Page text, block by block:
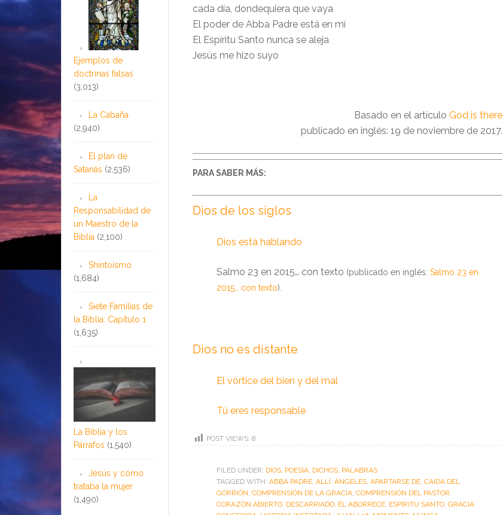
cada día, dondequiera que vaya
El poder de Abba Padre está en mí
El Espíritu Santo nunca se aleja
Jesús me hizo suyo
Basado en el artículo God is there
publicado en inglés: 19 de noviembre de 2017.
PARA SABER MÁS:
Dios de los siglos
Dios está hablando
Salmo 23 en 2015… con texto (publicado en inglés: Salmo 23 en
2015… con texto).
Dios no es distante
El vórtice del bien y del mal
Tú eres responsable
POST VIEWS: 8
FILED UNDER: DIOS, POESÍA, DICHOS, PALABRAS
TAGGED WITH: ABBA PADRE, ALLÍ, ÁNGELES, APARTARSE DE, CAÍDA DEL
GORRIÓN, COMPRENSIÓN DE LA GRACIA, COMPRENSIÓN DEL PASTOR,
CORAZÓN ABIERTO, DESCARRIADO, ÉL ABORRECE, ESPÍRITU SANTO, GRACIA
Ejemplos de
doctrinas falsas
(3,013)
La Cabaña
(2,940)
El plan de
Satanás (2,536)
La
Responsabilidad de
un Maestro de la
Biblia (2,100)
Shintoísmo
(1,684)
Siete Familias de
la Biblia: Capítulo 1
(1,635)
La Biblia y los
Párrafos (1,540)
Jesús y cómo
trataba la mujer
(1,490)